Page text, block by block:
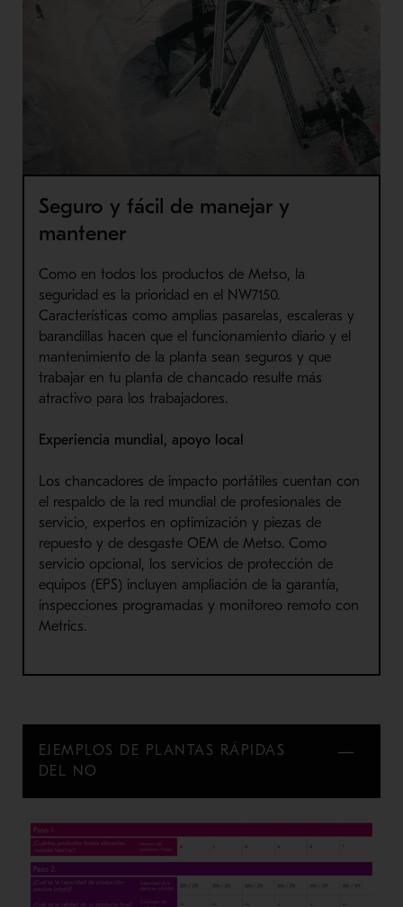
Seguro y fácil de manejar y
mantener
Como en todos los productos de Metso, la
seguridad es la prioridad en el NW7150.
Características como amplias pasarelas, escaleras y
barandillas hacen que el funcionamiento diario y el
mantenimiento de la planta sean seguros y que
trabajar en tu planta de chancado resulte más
atractivo para los trabajadores.
Experiencia mundial, apoyo local
Los chancadores de impacto portátiles cuentan con
el respaldo de la red mundial de profesionales de
servicio, expertos en optimización y piezas de
repuesto y de desgaste OEM de Metso. Como
servicio opcional, los servicios de protección de
equipos (EPS) incluyen ampliación de la garantía,
inspecciones programadas y monitoreo remoto con
Metrics.
EJEMPLOS DE PLANTAS RÁPIDAS
DEL NO